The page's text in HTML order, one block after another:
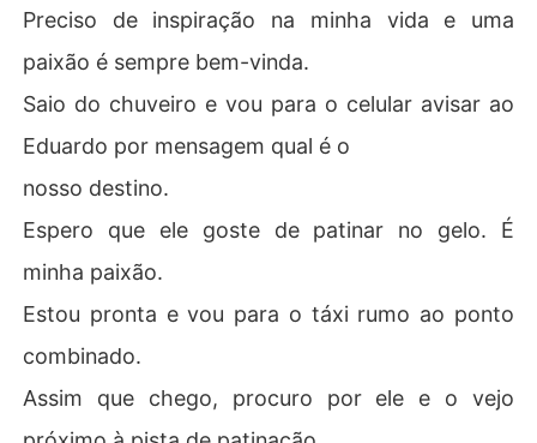
Preciso de inspiração na minha vida e uma
paixão é sempre bem-vinda.
Saio do chuveiro e vou para o celular avisar ao
Eduardo por mensagem qual é o
nosso destino.
Espero que ele goste de patinar no gelo. É
minha paixão.
Estou pronta e vou para o táxi rumo ao ponto
combinado.
Assim que chego, procuro por ele e o vejo